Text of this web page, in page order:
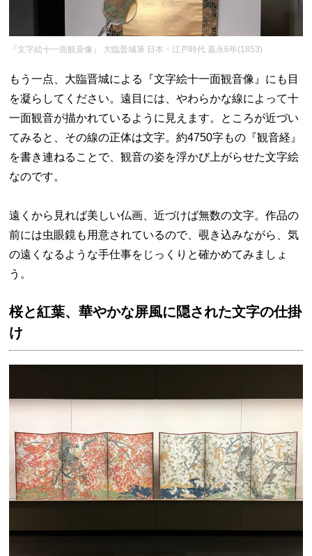
『文字絵十一面観音像』 大臨晋城筆 日本・江戸時代 嘉永6年(1853)
もう一点、大臨晋城による『文字絵十一面観音像』にも目
を凝らしてください。遠目には、やわらかな線によって十
一面観音が描かれているように見えます。ところが近づい
てみると、その線の正体は文字。約4750字もの『観音経』
を書き連ねることで、観音の姿を浮かび上がらせた文字絵
なのです。
遠くから見れば美しい仏画、近づけば無数の文字。作品の
前には虫眼鏡も用意されているので、覗き込みながら、気
の遠くなるような手仕事をじっくりと確かめてみましょ
う。
桜と紅葉、華やかな屏風に隠された文字の仕掛
け